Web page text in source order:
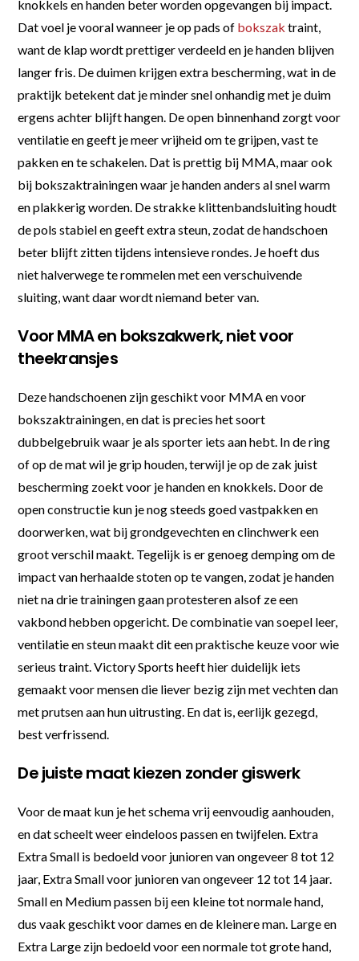
knokkels en handen beter worden opgevangen bij impact.
Dat voel je vooral wanneer je op pads of bokszak traint,
want de klap wordt prettiger verdeeld en je handen blijven
langer fris. De duimen krijgen extra bescherming, wat in de
praktijk betekent dat je minder snel onhandig met je duim
ergens achter blijft hangen. De open binnenhand zorgt voor
ventilatie en geeft je meer vrijheid om te grijpen, vast te
pakken en te schakelen. Dat is prettig bij MMA, maar ook
bij bokszaktrainingen waar je handen anders al snel warm
en plakkerig worden. De strakke klittenbandsluiting houdt
de pols stabiel en geeft extra steun, zodat de handschoen
beter blijft zitten tijdens intensieve rondes. Je hoeft dus
niet halverwege te rommelen met een verschuivende
sluiting, want daar wordt niemand beter van.
Voor MMA en bokszakwerk, niet voor
theekransjes
Deze handschoenen zijn geschikt voor MMA en voor
bokszaktrainingen, en dat is precies het soort
dubbelgebruik waar je als sporter iets aan hebt. In de ring
of op de mat wil je grip houden, terwijl je op de zak juist
bescherming zoekt voor je handen en knokkels. Door de
open constructie kun je nog steeds goed vastpakken en
doorwerken, wat bij grondgevechten en clinchwerk een
groot verschil maakt. Tegelijk is er genoeg demping om de
impact van herhaalde stoten op te vangen, zodat je handen
niet na drie trainingen gaan protesteren alsof ze een
vakbond hebben opgericht. De combinatie van soepel leer,
ventilatie en steun maakt dit een praktische keuze voor wie
serieus traint. Victory Sports heeft hier duidelijk iets
gemaakt voor mensen die liever bezig zijn met vechten dan
met prutsen aan hun uitrusting. En dat is, eerlijk gezegd,
best verfrissend.
De juiste maat kiezen zonder giswerk
Voor de maat kun je het schema vrij eenvoudig aanhouden,
en dat scheelt weer eindeloos passen en twijfelen. Extra
Extra Small is bedoeld voor junioren van ongeveer 8 tot 12
jaar, Extra Small voor junioren van ongeveer 12 tot 14 jaar.
Small en Medium passen bij een kleine tot normale hand,
dus vaak geschikt voor dames en de kleinere man. Large en
Extra Large zijn bedoeld voor een normale tot grote hand,